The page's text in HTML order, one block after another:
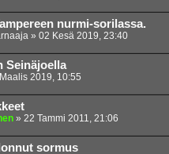
nurmi-sorilassa.
» 02 Kesä 2019, 23:40
Seinäjoella
2019, 10:55
» 22 Tammi 2011, 21:06
sormus